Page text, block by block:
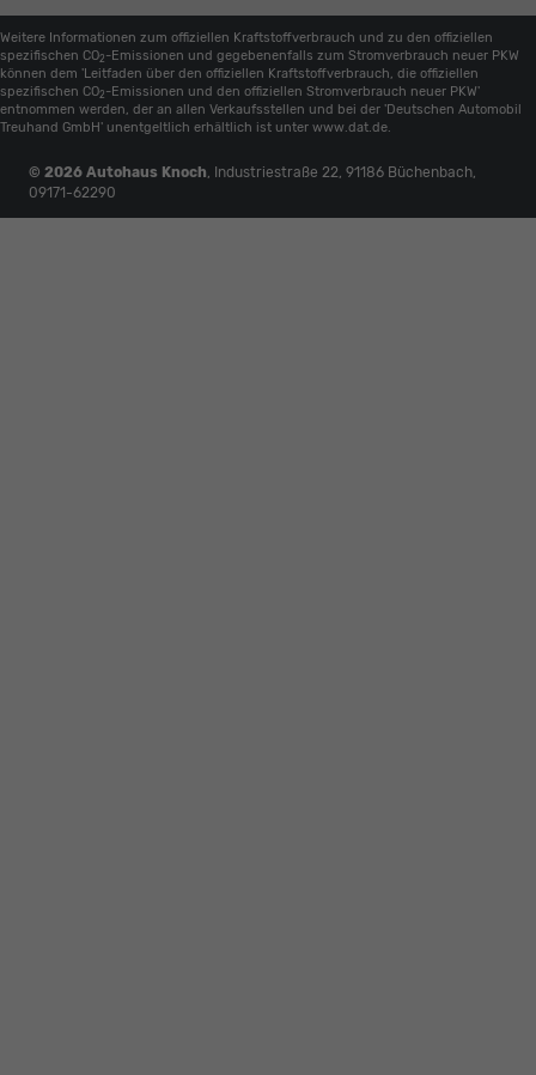
Weitere Informationen zum offiziellen Kraftstoffverbrauch und zu den offiziellen
spezifischen CO2 -Emissionen und gegebenenfalls zum Stromverbrauch neuer PKW
können dem 'Leitfaden über den offiziellen Kraftstoffverbrauch, die offiziellen
spezifischen CO2 -Emissionen und den offiziellen Stromverbrauch neuer PKW'
entnommen werden, der an allen Verkaufsstellen und bei der 'Deutschen Automobil
Treuhand GmbH' unentgeltlich erhältlich ist unter www.dat.de.
© 2026 Autohaus Knoch, Industriestraße 22, 91186 Büchenbach,
09171-62290